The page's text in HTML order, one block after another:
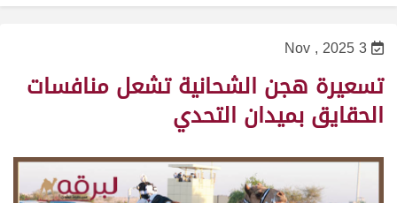
3 Nov , 2025
تسعيرة هجن الشحانية تشعل منافسات
الحقايق بميدان التحدي